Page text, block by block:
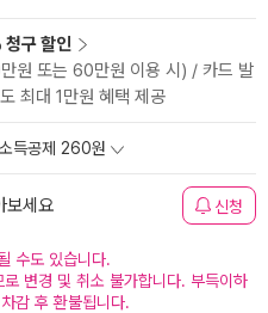
청구 할인
원 또는 60만원 이용 시) / 카드 발
최대 1만원 혜택 제공
소득공제 260원
보세요 신청
수도 있습니다.
변경 및 취소 불가합니다. 부득이하
감 후 환불됩니다.